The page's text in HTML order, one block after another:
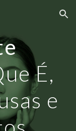
Skip to navigation
É,
e